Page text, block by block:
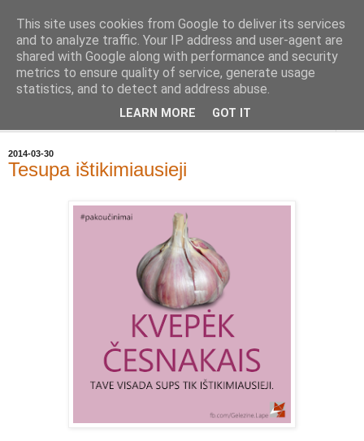
Geležinė Lapė
Tas pats, kas ir Geležinis Vilkas, tik Lapė.
2014-03-30
Tesupa ištikimiausieji
This site uses cookies from Google to deliver its services
and to analyze traffic. Your IP address and user-agent are
shared with Google along with performance and security
metrics to ensure quality of service, generate usage
statistics, and to detect and address abuse.
LEARN MORE GOT IT